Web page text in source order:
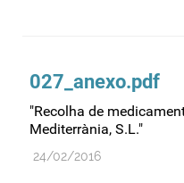
Publicidade
Qualidade e
Reações adversas
027_anexo.pdf
"Recolha de
Mediterrània, S.L."
24/02/2016